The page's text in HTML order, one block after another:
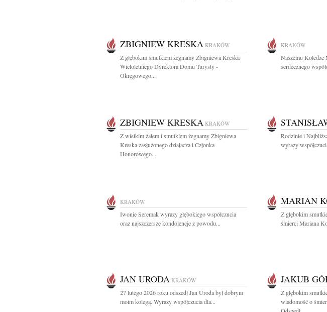
ZBIGNIEW KRESKA KRAKÓW
Z głębokim smutkiem żegnamy Zbigniewa Kreska
Wieloletniego Dyrektora Domu Turysty -
Okręgowego...
KRAKÓW
Naszemu
serdecznego
ZBIGNIEW KRESKA KRAKÓW
Z wielkim żalem i smutkiem żegnamy Zbigniewa
Kreska zasłużonego działacza i Członka
Honorowego...
Rodzinie i
wyrazy
KRAKÓW
Iwonie Seremak wyrazy głębokiego współczucia
oraz najszczersze kondolencje z powodu...
MARIAN
Z głębokim
śmierci Mariana
JAN URODA KRAKÓW
27 lutego 2026 roku odszedł Jan Uroda był dobrym
moim kolegą. Wyrazy współczucia dla...
JAKUB
Z głębokim
wiadomość o